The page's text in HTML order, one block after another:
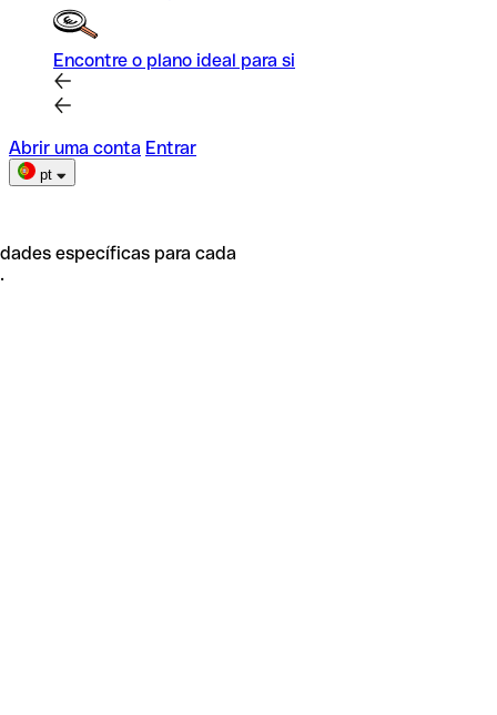
Encontre o plano ideal para si
Abrir uma conta Entrar
pt
específicas para cada